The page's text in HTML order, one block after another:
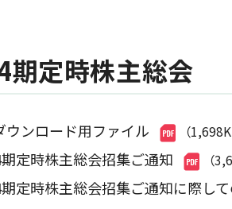
期定時株主総会
ウンロード用ファイル （
定時株主総会招集ご通知 （
定時株主総会招集ご通知に際し